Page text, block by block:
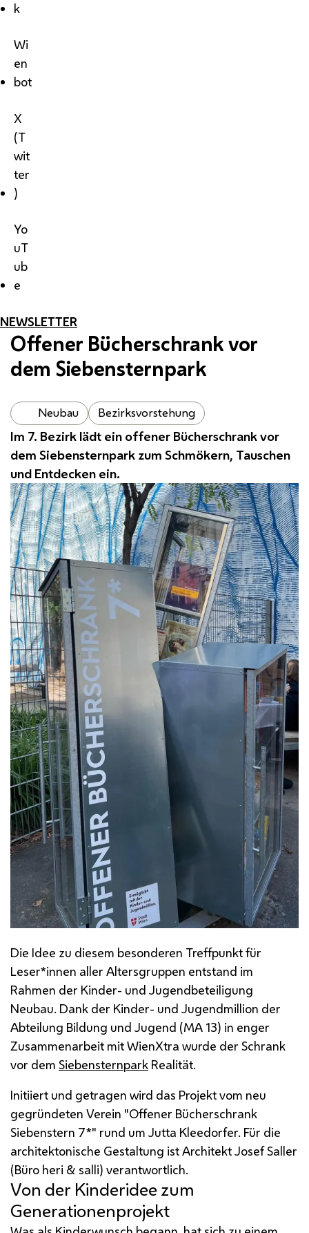
k
Wi
en
bot
X
(T
wit
ter
)
Yo
uT
ub
e
NEWSLETTER
Offener Bücherschrank vor
dem Siebensternpark
Neubau Bezirksvorstehung
Im 7. Bezirk lädt ein offener Bücherschrank vor
dem Siebensternpark zum Schmökern, Tauschen
und Entdecken ein.
Die Idee zu diesem besonderen Treffpunkt für
Leser*innen aller Altersgruppen entstand im
Rahmen der Kinder- und Jugendbeteiligung
Neubau. Dank der Kinder- und Jugendmillion der
Abteilung Bildung und Jugend (MA 13) in enger
Zusammenarbeit mit WienXtra wurde der Schrank
vor dem Siebensternpark Realität.
Initiiert und getragen wird das Projekt vom neu
gegründeten Verein "Offener Bücherschrank
Siebenstern 7*" rund um Jutta Kleedorfer. Für die
architektonische Gestaltung ist Architekt Josef Saller
(Büro heri & salli) verantwortlich.
Von der Kinderidee zum
Generationenprojekt